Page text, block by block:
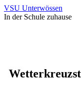
VSU Unterwössen
In der Schule zuhause